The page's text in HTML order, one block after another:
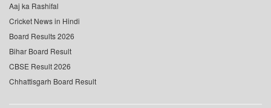
Aaj ka Rashifal
Cricket News in Hindi
Board Results 2026
Bihar Board Result
CBSE Result 2026
Chhattisgarh Board Result